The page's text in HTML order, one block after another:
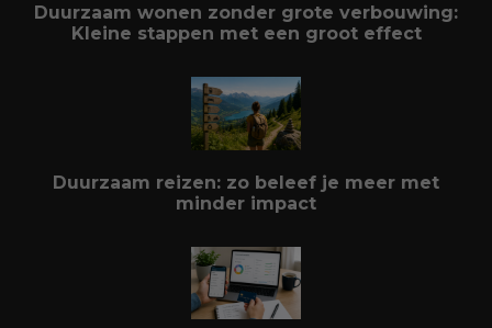
Duurzaam wonen zonder grote verbouwing:
Kleine stappen met een groot effect
Duurzaam reizen: zo beleef je meer met
minder impact